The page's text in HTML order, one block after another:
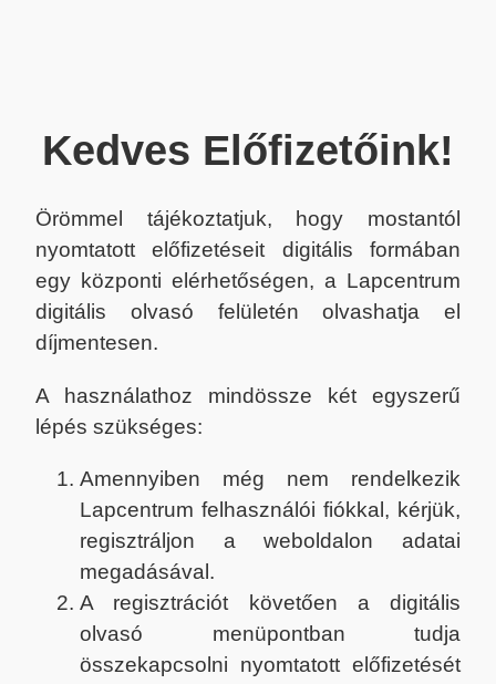
Kedves Előfizetőink!
Örömmel tájékoztatjuk, hogy mostantól
nyomtatott előfizetéseit digitális formában
egy központi elérhetőségen, a Lapcentrum
digitális olvasó felületén olvashatja el
díjmentesen.
A használathoz mindössze két egyszerű
lépés szükséges:
Amennyiben még nem rendelkezik
Lapcentrum felhasználói fiókkal, kérjük,
regisztráljon a weboldalon adatai
megadásával.
A regisztrációt követően a digitális
olvasó menüpontban tudja
összekapcsolni nyomtatott előfizetését